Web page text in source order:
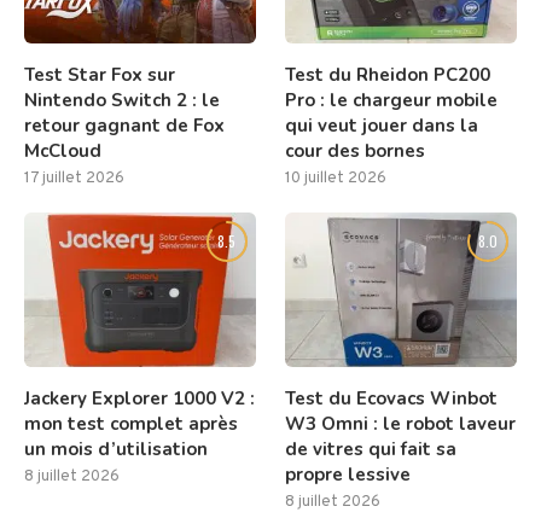
Test Star Fox sur
Nintendo Switch 2 : le
retour gagnant de Fox
McCloud
17 juillet 2026
Test du Rheidon PC200
Pro : le chargeur mobile
qui veut jouer dans la
cour des bornes
10 juillet 2026
8.5
Jackery Explorer 1000 V2 :
mon test complet après
un mois d’utilisation
8 juillet 2026
8.0
Test du Ecovacs Winbot
W3 Omni : le robot laveur
de vitres qui fait sa
propre lessive
8 juillet 2026